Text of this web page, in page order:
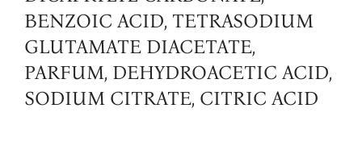
BENZOIC ACID, TETRASODIUM
GLUTAMATE DIACETATE,
PARFUM, DEHYDROACETIC ACID,
SODIUM CITRATE, CITRIC ACID